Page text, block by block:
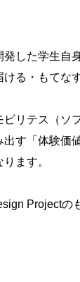
した学生自
る・もてな
リテス（ソ
す「体験
ます。
Projectの